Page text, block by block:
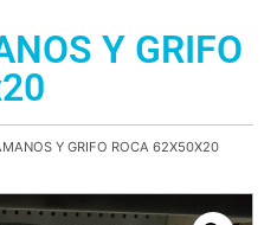
Y GRIFO
Y GRIFO ROCA 62X50X20